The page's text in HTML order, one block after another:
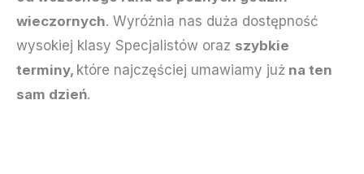
wieczornych. Wyróżnia nas duża dostępność
wysokiej klasy Specjalistów oraz szybkie
terminy, które najczęściej umawiamy już na ten
sam dzień.